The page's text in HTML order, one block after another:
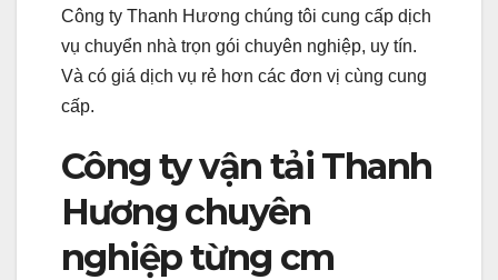
Công ty Thanh Hương chúng tôi cung cấp dịch
vụ chuyển nhà trọn gói chuyên nghiệp, uy tín.
Và có giá dịch vụ rẻ hơn các đơn vị cùng cung
cấp.
Công ty vận tải Thanh
Hương chuyên
nghiệp từng cm